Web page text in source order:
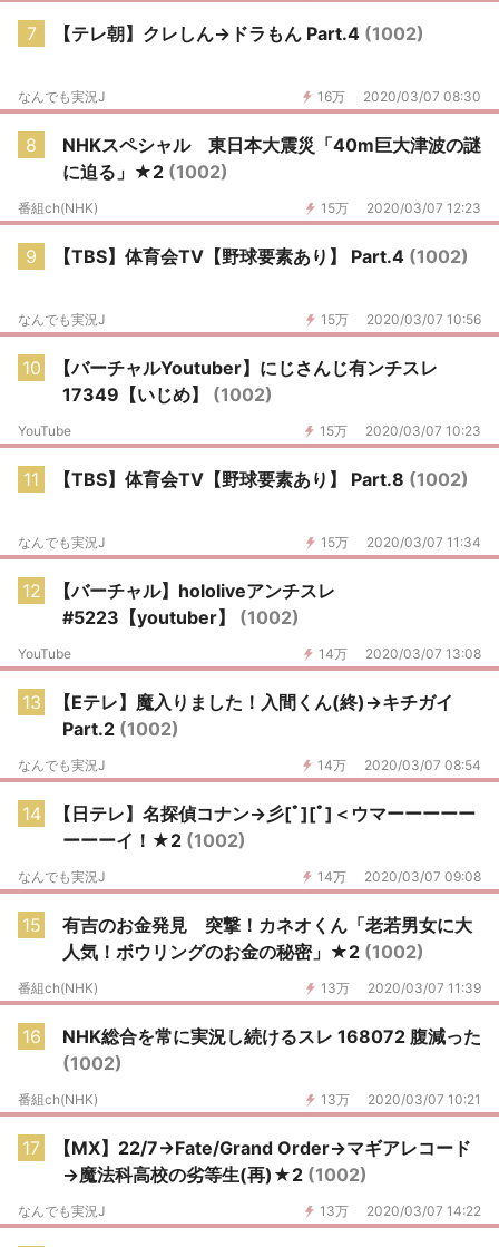
7 【テレ朝】クレしん→ドラもん Part.4 (1002)
16万 2020/03/07 08:30
なんでも実況J
8
NHKスペシャル 東日本大震災「40m巨大津波の謎
に迫る」★2 (1002)
15万 2020/03/07 12:23
番組ch(NHK)
9 【TBS】体育会TV【野球要素あり】 Part.4 (1002)
15万 2020/03/07 10:56
なんでも実況J
10
【バーチャルYoutuber】にじさんじ有ンチスレ
17349【いじめ】 (1002)
15万 2020/03/07 10:23
YouTube
11 【TBS】体育会TV【野球要素あり】 Part.8 (1002)
15万 2020/03/07 11:34
なんでも実況J
12
【バーチャル】hololiveアンチスレ
#5223【youtuber】 (1002)
14万 2020/03/07 13:08
YouTube
13
【Eテレ】魔入りました！入間くん(終)→キチガイ
Part.2 (1002)
14万 2020/03/07 08:54
なんでも実況J
14
【日テレ】名探偵コナン→彡[ﾟ][ﾟ]＜ウマーーーーー
ーーーイ！★2 (1002)
14万 2020/03/07 09:08
なんでも実況J
15
有吉のお金発見 突撃！カネオくん「老若男女に大
人気！ボウリングのお金の秘密」★2 (1002)
13万 2020/03/07 11:39
番組ch(NHK)
16
NHK総合を常に実況し続けるスレ 168072 腹減った
(1002)
13万 2020/03/07 10:21
番組ch(NHK)
17
【MX】22/7→Fate/Grand Order→マギアレコード
→魔法科高校の劣等生(再)★2 (1002)
13万 2020/03/07 14:22
なんでも実況J